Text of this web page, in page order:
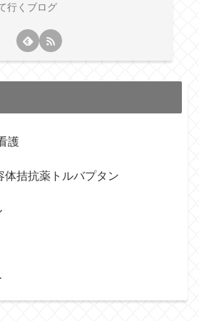
行くブログ
護
体拮抗薬トルバプタン